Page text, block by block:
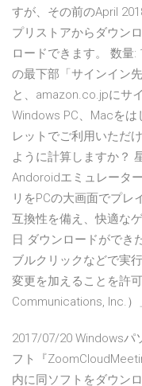
すが、その前のApril
プリストアからダウン
ロードできます。 数量:
の最下部「サインイン
と、amazon.co.jpにサ
Windows PC、Macを
レットでご利用いただ
ように計算しますか？
Andoroidエミュレータ
リをPCの大画面でプレ
互換性を備え、快適な
日 ダウンロードができ
ブルクリックなどで実
変更を加えることを許
Communications, Inc.
2017/07/20 Windowsパ
フト『
内に同ソフトをダウン